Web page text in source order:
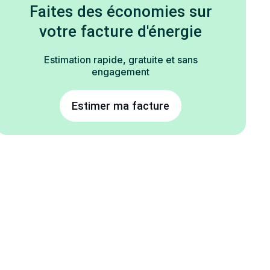
Faites des économies sur
votre facture d'énergie
Estimation rapide, gratuite et sans
engagement
Estimer ma facture